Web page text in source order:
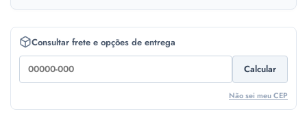
Consultar frete e opções de entrega
Calcular
Não sei meu CEP